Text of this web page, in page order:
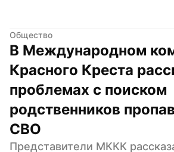
Общество
В Международном
Красного Креста
проблемах с поиском
родственников
СВО
Представители МККК